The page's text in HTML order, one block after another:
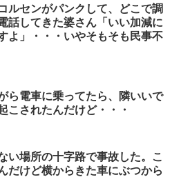
ルセンがパンクして、どこで調
話してきた婆さん「いい加減に
よ」・・・いやそもそも民事不
ら電車に乗ってたら、隣いいで
こされたんだけど・・・
い場所の十字路で事故した。こ
だけど横からきた車にぶつから